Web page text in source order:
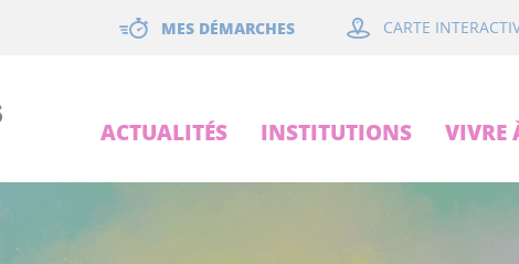
MES DÉMARCHES CARTE
ACTUALITÉS INSTITUTIONS VIVRE